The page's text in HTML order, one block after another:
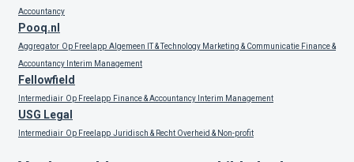
Accountancy
Pooq.nl
Aggregator Op Freelapp Algemeen IT & Technology Marketing & Communicatie Finance &
Accountancy Interim Management
Fellowfield
Intermediair Op Freelapp Finance & Accountancy Interim Management
USG Legal
Intermediair Op Freelapp Juridisch & Recht Overheid & Non-profit